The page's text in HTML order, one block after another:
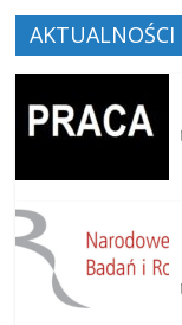
AKTUALNOŚCI